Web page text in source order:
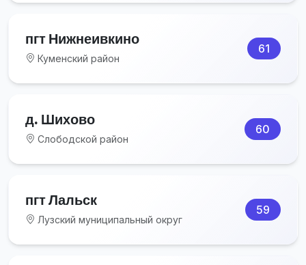
пгт Нижнеивкино
Куменский район
61
д. Шихово
Слободской район
60
пгт Лальск
Лузский муниципальный округ
59